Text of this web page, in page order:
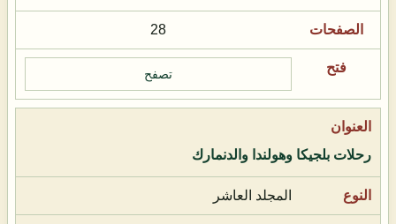
28
تصفح
رحلات بلجيكا وهولندا والدنمارك
المجلد العاشر